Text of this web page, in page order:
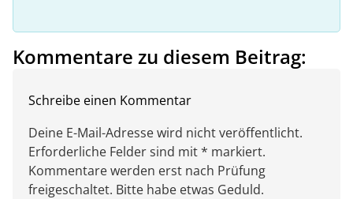
Kommentare zu diesem Beitrag:
Schreibe einen Kommentar
Deine E-Mail-Adresse wird nicht veröffentlicht.
Erforderliche Felder sind mit * markiert.
Kommentare werden erst nach Prüfung
freigeschaltet. Bitte habe etwas Geduld.